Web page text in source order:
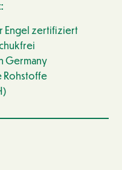
Engel zertifiziert
Germany
Rohstoffe